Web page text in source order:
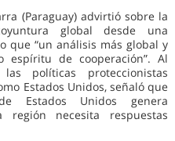
(Paraguay) advirtió sobre la
global desde una
que “un análisis más global y
espíritu de cooperación”. Al
políticas proteccionistas
Estados Unidos, señaló que
Estados Unidos genera
región necesita respuestas